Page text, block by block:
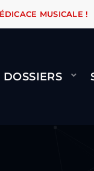
LE FAIT !MUSICALE !
DOSSIERS